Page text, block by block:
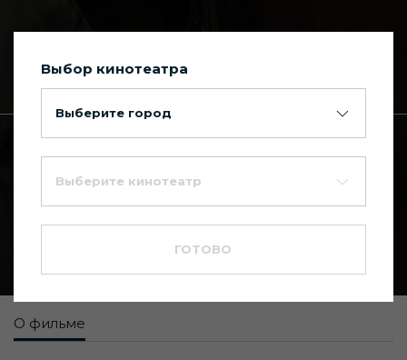
127 часов
О фильме
Выбор кинотеатра
Выберите город
Выберите кинотеатр
ГОТОВО